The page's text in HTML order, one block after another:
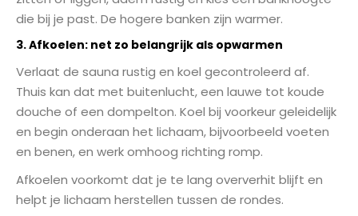
die bij je past. De hogere banken zijn warmer.
3. Afkoelen: net zo belangrijk als opwarmen
Verlaat de sauna rustig en koel gecontroleerd af.
Thuis kan dat met buitenlucht, een lauwe tot koude
douche of een dompelton. Koel bij voorkeur geleidelijk
en begin onderaan het lichaam, bijvoorbeeld voeten
en benen, en werk omhoog richting romp.
Afkoelen voorkomt dat je te lang oververhit blijft en
helpt je lichaam herstellen tussen de rondes.